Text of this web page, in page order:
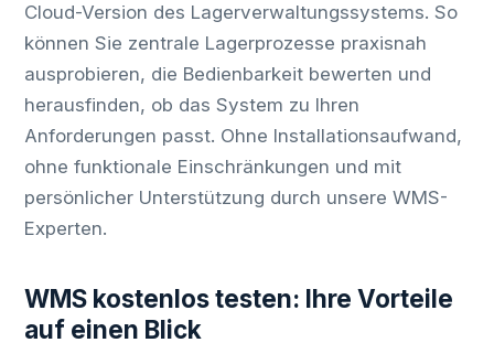
Cloud-Version des Lagerverwaltungssystems. So
können Sie zentrale Lagerprozesse praxisnah
ausprobieren, die Bedienbarkeit bewerten und
herausfinden, ob das System zu Ihren
Anforderungen passt. Ohne Installationsaufwand,
ohne funktionale Einschränkungen und mit
persönlicher Unterstützung durch unsere WMS-
Experten.
WMS kostenlos testen: Ihre Vorteile
auf einen Blick